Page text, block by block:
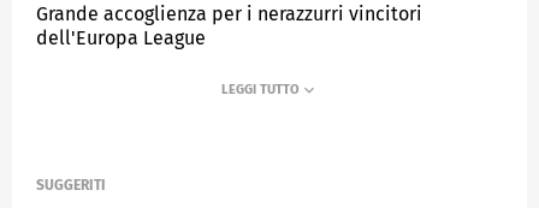
Grande accoglienza per i nerazzurri vincitori
dell'Europa League
SPORTMEDIASET
SUGGERITI